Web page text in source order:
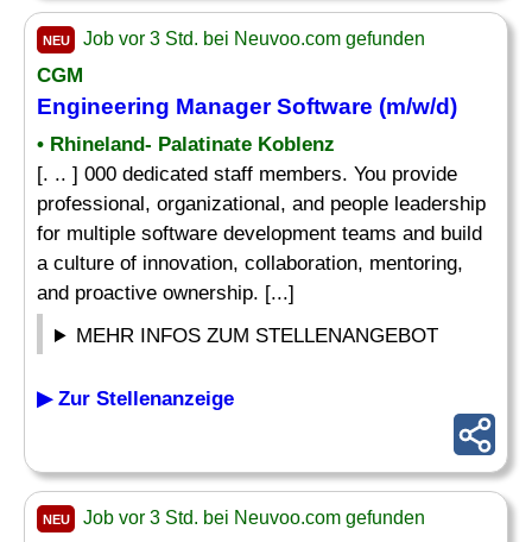
NEU Job vor 3 Std. bei Neuvoo.com gefunden
CGM
Engineering ManagerSoftware (m/w/d)
• Rhineland- Palatinate Koblenz
[. .. ] 000 dedicated staff members. You provide
professional, organizational, and people leadership
for multiple software development teams and build
a culture of innovation, collaboration, mentoring,
and proactive ownership. [...]
MEHR INFOS ZUM STELLENANGEBOT
▶ Zur Stellenanzeige
NEU Job vor 3 Std. bei Neuvoo.com gefunden